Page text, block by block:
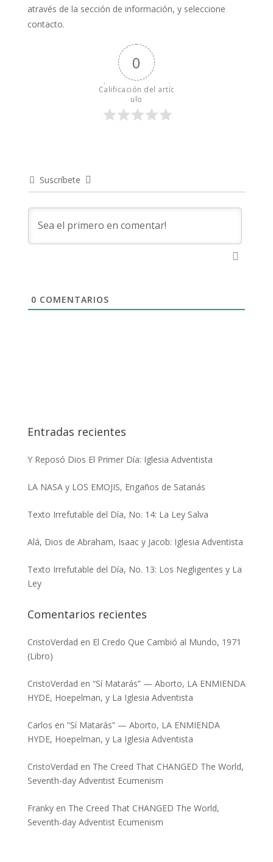
através de la sección de información, y seleccione
contacto.
0
Calificación del artíc
ulo
Suscríbete
0 COMENTARIOS
Entradas recientes
Y Reposó Dios El Primer Día: Iglesia Adventista
LA NASA y LOS EMOJIS, Engaños de Satanás
Texto Irrefutable del Día, No. 14: La Ley Salva
Alá, Dios de Abraham, Isaac y Jacob: Iglesia Adventista
Texto Irrefutable del Día, No. 13: Los Negligentes y La
Ley
Comentarios recientes
CristoVerdad en El Credo Que Cambió al Mundo, 1971
(Libro)
CristoVerdad en “Sí Matarás” — Aborto, LA ENMIENDA
HYDE, Hoepelman, y La Iglesia Adventista
Carlos en “Sí Matarás” — Aborto, LA ENMIENDA
HYDE, Hoepelman, y La Iglesia Adventista
CristoVerdad en The Creed That CHANGED The World,
Seventh-day Adventist Ecumenism
Frankyen The Creed That CHANGED The World,
Seventh-day Adventist Ecumenism